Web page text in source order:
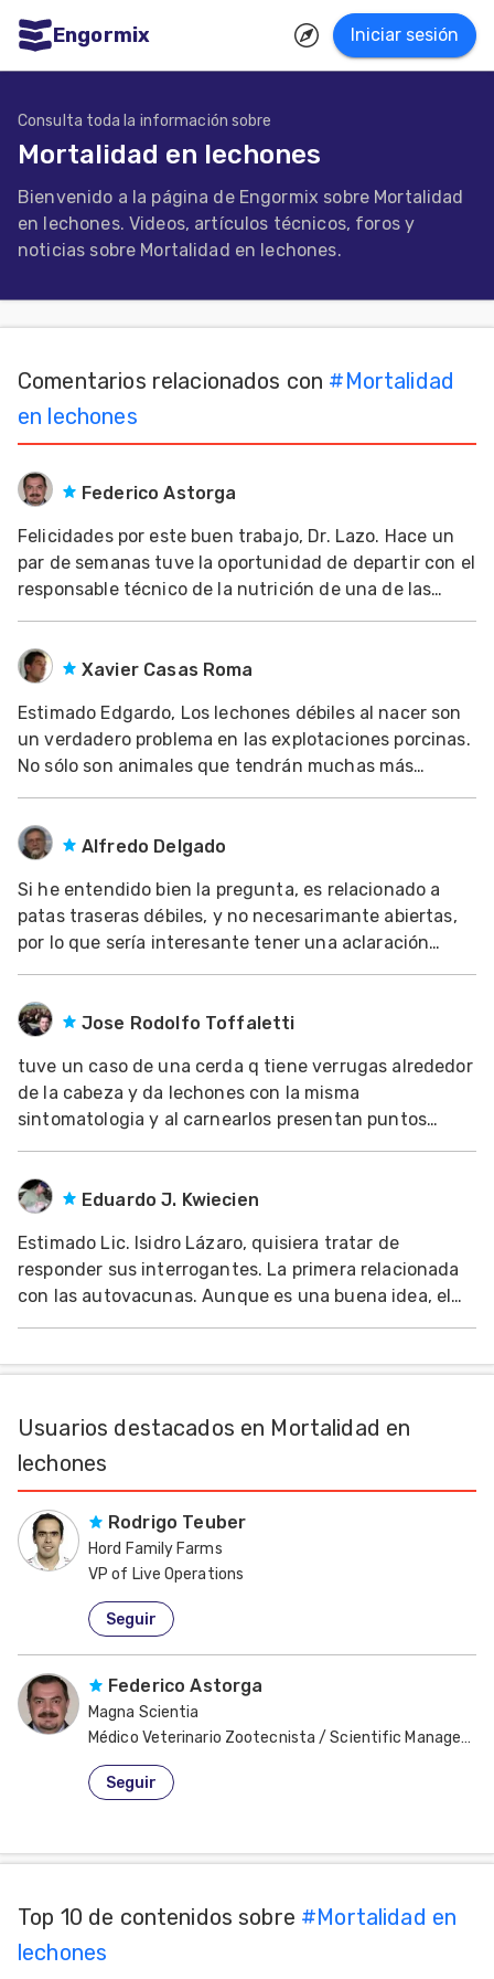
Engormix Iniciar sesión
Agricultura
Balanceados
Avicultura
Lechería
Micotoxinas
Porcicultura
Mascotas
Consulta toda la información sobre
Mortalidad en lechones
Bienvenido a la página de Engormix sobre Mortalidad
en lechones. Videos, artículos técnicos, foros y
noticias sobre Mortalidad en lechones.
Comentarios relacionados con #Mortalidad
en lechones
Federico Astorga
Felicidades por este buen trabajo, Dr. Lazo. Hace un
par de semanas tuve la oportunidad de departir con el
responsable técnico de la nutrición de una de las
principales empresas de Dinamarca. Alimentan a unas
lechones destetados por cerda y año (e
Xavier Casas Roma
Estimado Edgardo, Los lechones débiles al nacer son
un verdadero problema en las explotaciones porcinas.
No sólo son animales que tendrán muchas más
probabilidades de morir que el resto (con el perjuicio
animales con unas dificultades incrementadas
Alfredo Delgado
Si he entendido bien la pregunta, es relacionado a
patas traseras débiles, y no necesarimante abiertas,
por lo que sería interesante tener una aclaración
sobre el particular. Es cierto que pata débiles pueden
sería importante conocer acerca de
Jose Rodolfo Toffaletti
tuve un caso de una cerda q tiene verrugas alrededor
de la cabeza y da lechones con la misma
sintomatologia y al carnearlos presentan puntos
negros en higado y pulmon y al abrir la verruga sale
Eduardo J. Kwiecien
Estimado Lic. Isidro Lázaro, quisiera tratar de
responder sus interrogantes. La primera relacionada
con las autovacunas. Aunque es una buena idea, el
meollo es tratar de aislar la cepa que está ocasionado
Hasta ahora, al menos en América no existe
Usuarios destacados en Mortalidad en
lechones
Rodrigo Teuber
Hord Family Farms
VP of Live Operations
Estados Unidos de América
Seguir
Federico Astorga
Magna Scientia
Médico Veterinario Zootecnista / Scientific Manager &
España
Seguir
Top 10 de contenidos sobre #Mortalidad en
lechones